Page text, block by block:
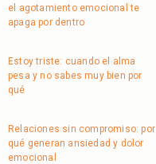
el agotamiento emocional te
apaga por dentro
Estoy triste: cuando el alma
pesa y no sabes muy bien por
qué
Relaciones sin compromiso: por
qué generan ansiedad y dolor
emocional